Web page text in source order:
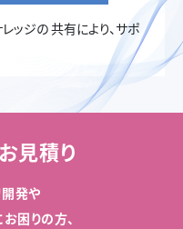
ッジの共有により、サポ
見積り
発や
困りの方、